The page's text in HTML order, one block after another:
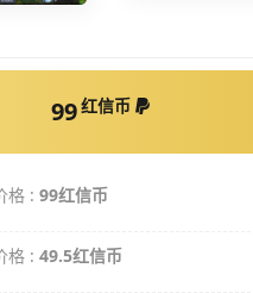
99红信币
格 : 99红信币
格 : 49.5红信币